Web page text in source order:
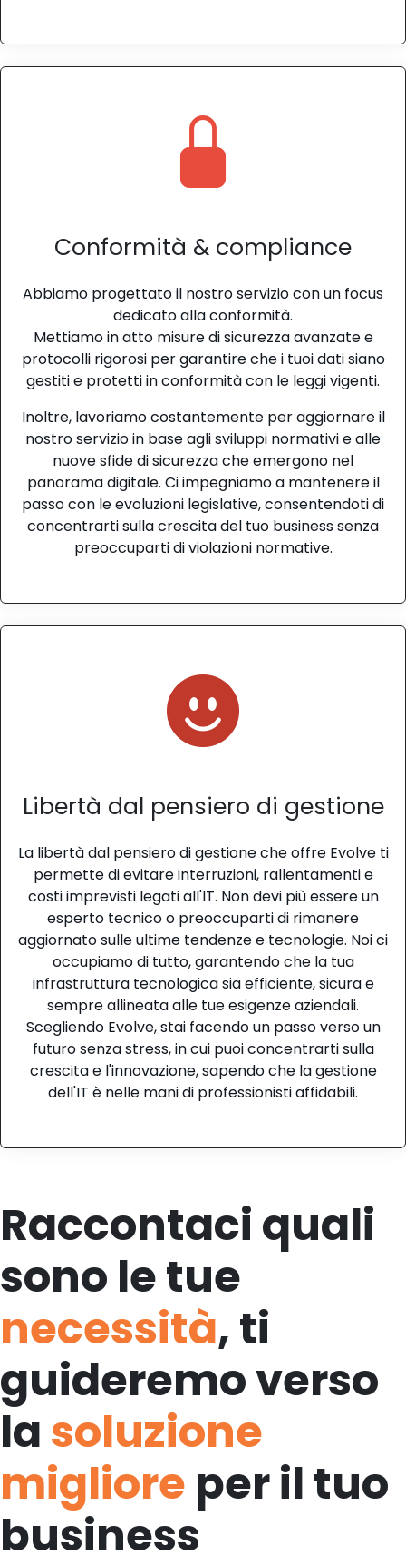
Conformità & compliance
Abbiamo progettato il nostro servizio con un focus
dedicato alla conformità.
Mettiamo in atto misure di sicurezza avanzate e
protocolli rigorosi per garantire che i tuoi dati siano
gestiti e protetti in conformità con le leggi vigenti.
Inoltre, lavoriamo costantemente per aggiornare il
nostro servizio in base agli sviluppi normativi e alle
nuove sfide di sicurezza che emergono nel
panorama digitale. Ci impegniamo a mantenere il
passo con le evoluzioni legislative, consentendoti di
concentrarti sulla crescita del tuo business senza
preoccuparti di violazioni normative.
Libertà dal pensiero di gestione
La libertà dal pensiero di gestione che offre Evolve ti
permette di evitare interruzioni, rallentamenti e
costi imprevisti legati all'IT. Non devi più essere un
esperto tecnico o preoccuparti di rimanere
aggiornato sulle ultime tendenze e tecnologie. Noi ci
occupiamo di tutto, garantendo che la tua
infrastruttura tecnologica sia efficiente, sicura e
sempre allineata alle tue esigenze aziendali.
Scegliendo Evolve, stai facendo un passo verso un
futuro senza stress, in cui puoi concentrarti sulla
crescita e l'innovazione, sapendo che la gestione
dell'IT è nelle mani di professionisti affidabili.
Raccontaci quali
sono le tue
necessità, ti
guideremo verso
lasoluzione
migliore per il tuo
business